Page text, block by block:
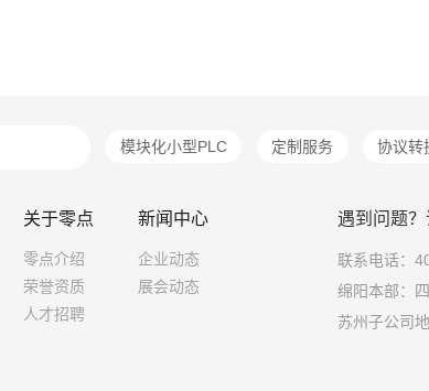
模块化小型PLC 定制服务 协议转
关于零点
零点介绍
荣誉资质
人才招聘
新闻中心
企业动态
展会动态
遇到问题？
联系电话：
绵阳本部：
苏州子公司